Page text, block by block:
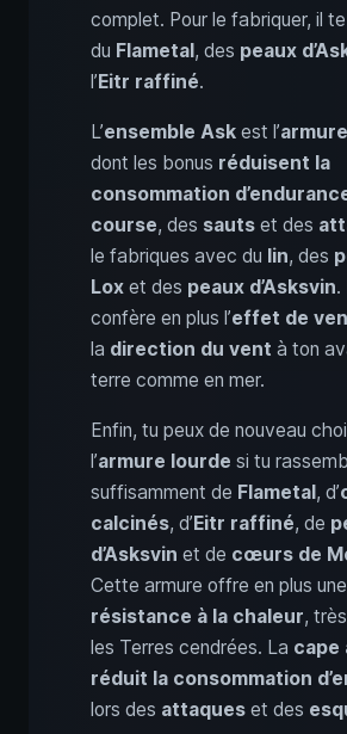
complet. Pour le fabriquer, il
du Flametal , des peaux
l’ Eitr raffiné.
L’ensemble Ask est l’
dont les bonus réduisent la
consommation
course, des sauts et des
le fabriques avec du lin, des
Lox et des peaux d’Asksvin.
confère en plus l’effet de
la direction du vent à ton
terre comme en mer.
Enfin, tu peux de nouveau
l’armure lourde si tu
suffisamment de Flametal , d’
calcinés, d’ Eitr raffiné, de
d’Asksvin et de cœurs de
Cette armure offre en plus une
résistance à la chaleur,
les Terres cendrées. La cape
réduit la consommation
lors des attaques et des